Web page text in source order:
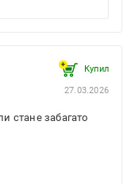
Купил
27.03.2026
стане забагато